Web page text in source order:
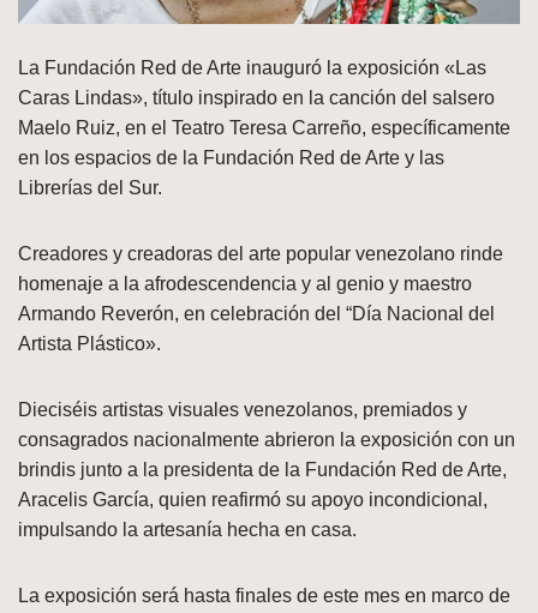
La Fundación Red de Arte inauguró la exposición «Las
Caras Lindas», título inspirado en la canción del salsero
Maelo Ruiz, en el Teatro Teresa Carreño, específicamente
en los espacios de la Fundación Red de Arte y las
Librerías del Sur.
Creadores y creadoras del arte popular venezolano rinde
homenaje a la afrodescendencia y al genio y maestro
Armando Reverón, en celebración del “Día Nacional del
Artista Plástico».
Dieciséis artistas visuales venezolanos, premiados y
consagrados nacionalmente abrieron la exposición con un
brindis junto a la presidenta de la Fundación Red de Arte,
Aracelis García, quien reafirmó su apoyo incondicional,
impulsando la artesanía hecha en casa.
La exposición será hasta finales de este mes en marco de